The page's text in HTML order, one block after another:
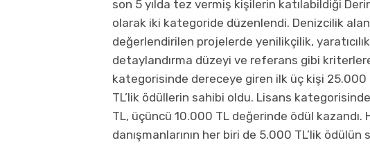
son 5 yılda tez vermiş kişilerin katılabildiği
olarak iki kategoride düzenlendi. Denizcilik
değerlendirilen projelerde yenilikçilik,
detaylandırma düzeyi ve referans gibi
kategorisinde dereceye giren ilk üç kişi 25.000
TL’lik ödüllerin sahibi oldu. Lisans
TL, üçüncü 10.000 TL değerinde ödül
danışmanlarının her biri de 5.000 TL’lik ödülün